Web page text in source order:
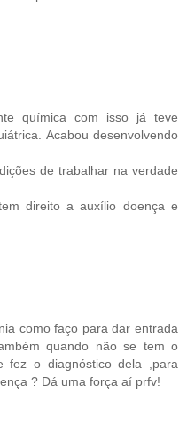
química com isso já teve
Acabou desenvolvendo
de trabalhar na verdade
direito a auxílio doença e
como faço para dar entrada
quando não se tem o
fez o diagnóstico dela ,para
? Dá uma força aí prfv!